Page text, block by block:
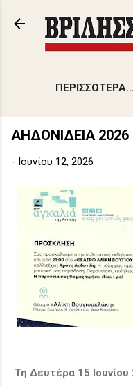
Μετάβαση
ΠΕΡΙΣΣΌΤΕΡΑ…
ΑΗΔΟΝΙΔΕΙΑ 2026
- Ιουνίου 12, 2026
Τη Δευτέρα 15